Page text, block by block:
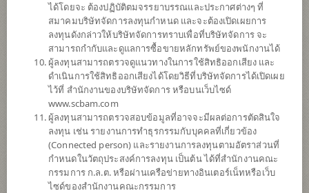
มูลค่าหน่วยลงทุน
9.7008
0.0411
ข้อมูล ณ วันที่ 5 ส.ค. 2569
*ตามสกุลเงินของกองทุน
ข้อมูลสรุป
ผลการดำเนินงาน
ได้โดยจะ ต้องปฏิบัติตมจรรยาบรรณและประกาศต่างๆ ที่
สมาคมบริษัทจัดการลงทุนกำหนด และจะต้องเปิดเผยการ
ลงทุนดังกล่าวให้บริษัทจัดการทราบเพื่อที่บริษัทจัดการ จะ
สามารถกำกับและดูแลการซื้อขายหลักทรัพย์ของพนักงานได้
ผู้ลงทุนสามารถตรวจดูแนวทางในการใช้สิทธิออกเสียง และ
ดำเนินการใช้สิทธิออกเสียงได้โดยวิธีที่บริษัทจัดการได้เปิดเผย
ไว้ที่ สำนักงานของบริษัทจัดการ หรือบนเว็บไซด์
www.scbam.com
ผู้ลงทุนสามารถตรวจสอบข้อมูลที่อาจจะมีผลต่อการตัดสินใจ
ลงทุน เช่น รายงานการทำธุรกรรมกับบุคคลที่เกี่ยวข้อง
(Connected person) และรายงานการลงทุนตามอัตราส่วนที่
กำหนดในวัตถุประสงค์การลงทุน เป็นต้น ได้ที่สำนักงานคณะ
กรรมการ ก.ล.ต. หรือผ่านเครือข่ายทางอินเตอร์เน็ทหรือเว็บ
ไซด์ของสำนักงานคณะกรรมการ